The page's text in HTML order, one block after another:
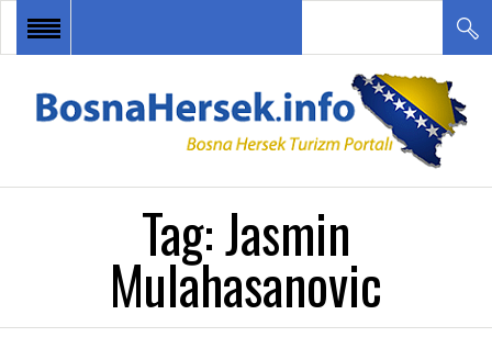
ANA SAYFA
BOSNA HERSEK TURU
DESTİNASYONLAR
ETKİNLİKLER
Tag:Jasmin
Mulahasanovic